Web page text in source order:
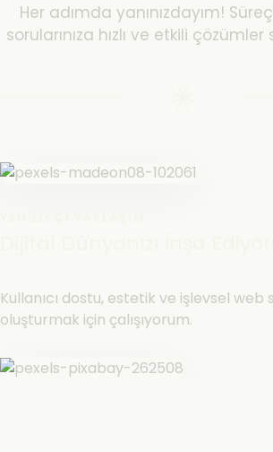
Her adımda yanınızdayım!
sorularınıza hızlı ve etkili
Kullanıcı dostu, estetik ve işlevsel web
oluşturmak için çalışıyorum.